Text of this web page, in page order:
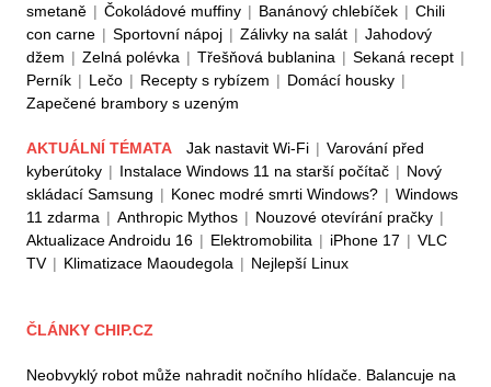
smetaně | Čokoládové muffiny | Banánový chlebíček | Chili
con carne | Sportovní nápoj | Zálivky na salát | Jahodový
džem | Zelná polévka | Třešňová bublanina | Sekaná recept |
Perník | Lečo | Recepty s rybízem | Domácí housky |
Zapečené brambory s uzeným
AKTUÁLNÍ TÉMATA Jak nastavit Wi-Fi | Varování před
kyberútoky | Instalace Windows 11 na starší počítač | Nový
skládací Samsung | Konec modré smrti Windows? | Windows
11 zdarma | Anthropic Mythos | Nouzové otevírání pračky |
Aktualizace Androidu 16 | Elektromobilita | iPhone 17 | VLC
TV | Klimatizace Maoudegola | Nejlepší Linux
ČLÁNKY CHIP.CZ
Neobvyklý robot může nahradit nočního hlídače. Balancuje na